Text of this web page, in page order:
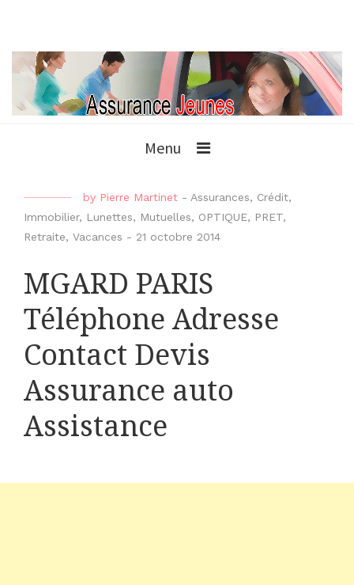
Menu
by Pierre Martinet - Assurances, Crédit,
Immobilier, Lunettes, Mutuelles, OPTIQUE, PRET,
Retraite, Vacances - 21 octobre 2014
MGARD PARIS
Téléphone Adresse
Contact Devis
Assurance auto
Assistance